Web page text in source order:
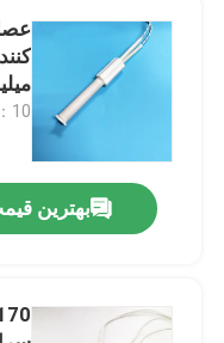
تور کارخانه
کنترل کیفیت
با ما تماس بگیرید
درخواست نقل قول
میلیمتر
10
بهترین